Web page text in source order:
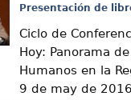
Presentación de
Ciclo de
Hoy: Panorama
Humanos en la
9 de may de